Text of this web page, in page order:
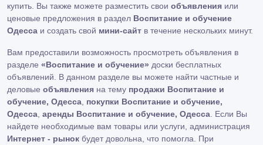
купить. Вы также можете разместить свои объявления или
ценовые предложения в раздел Воспитание и обучение
Одесса и создать свой мини-сайт в течение нескольких минут.
Вам предоставили возможность просмотреть объявления в
разделе «Воспитание и обучение» доски бесплатных
объявлений. В данном разделе вы можете найти частные и
деловые объявления на тему продажи Воспитание и
обучение, Одесса покупки Воспитание и обучение,
Одесса аренды Воспитание и обучение, Одесса . Если Вы
найдете необходимые вам товары или услуги, администрация
Интернет - рынок будет довольна, что помогла. При